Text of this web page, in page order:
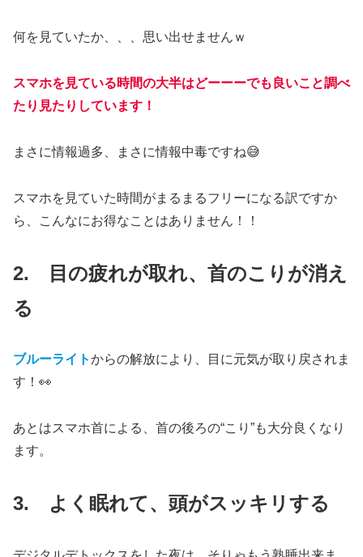
何を見ていたか、、、思い出せませんｗ
スマホを見ている時間の大半はどーーーでも良いこと調べ
たり見たりしています！
まさに情報過多、まさに情報中毒ですね😅
スマホを見ていた時間がまるまるフリーになる訳ですか
ら、こんなにお得なことはありません！！
2. 目の疲れが取れ、首のこりが消え
る
ブルーライトからの解放により、目に元気が取り戻されま
す！👀
あとはスマホ首による、首の後ろの“こり”も大分良くなり
ます。
3. よく眠れて、頭がスッキリする